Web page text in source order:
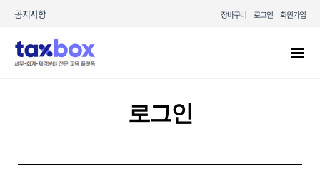
콘텐츠로
공지사항 장바구니 로그인 회원가입
로그인